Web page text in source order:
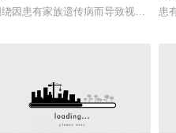
，却清楚自己不要什么：父母享受
绕因患有家族遗传病而导致视力逐渐患